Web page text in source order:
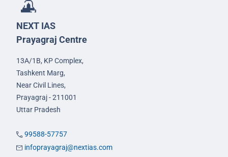
NEXT IAS
Prayagraj Centre
13A/1B, KP Complex,
Tashkent Marg,
Near Civil Lines,
Prayagraj - 211001
Uttar Pradesh
99588-57757
infoprayagraj@nextias.com